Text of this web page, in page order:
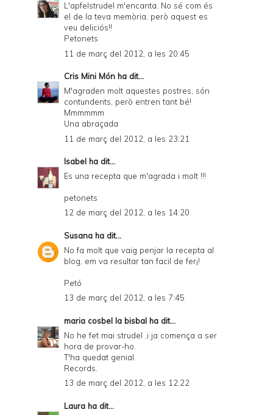
L'apfelstrudel m'encanta. No sé com és
el de la teva memòria, però aquest es
veu deliciós!!
Petonets
11 de març del 2012, a les 20:45
Cris Mini Món ha dit...
M'agraden molt aquestes postres, són
contundents, però entren tant bé!
Mmmmmm
Una abraçada
11 de març del 2012, a les 23:21
Isabel ha dit...
Es una recepta que m'agrada i molt !!!
petonets
12 de març del 2012, a les 14:20
Susana ha dit...
No fa molt que vaig penjar la recepta al
blog, em va resultar tan facil de fer¡!
Petó
13 de març del 2012, a les 7:45
maria cosbel la bisbal ha dit...
No he fet mai strudel ,i ja comença a ser
hora de provar-ho.
T'ha quedat genial.
Records.
13 de març del 2012, a les 12:22
Laura ha dit...